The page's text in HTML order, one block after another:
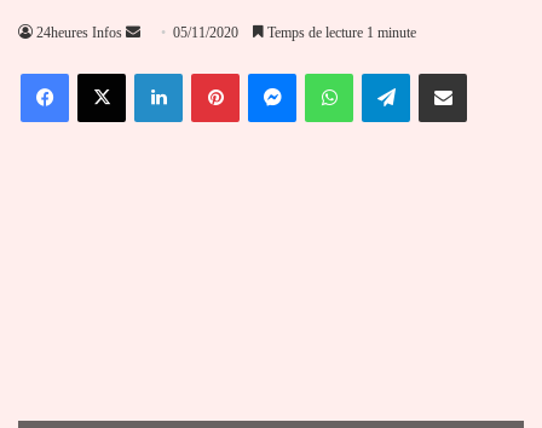
24heures Infos
Envoyer
courriel
05/11/2020 Temps de lecture 1 minute
FacebookX LinkedinPinterestMessengerWhatsAppTelegramPartager par email